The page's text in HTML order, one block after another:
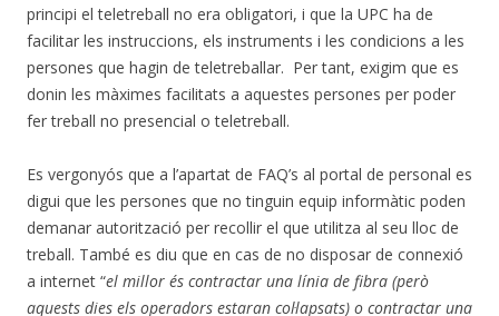
principi el teletreball no era obligatori, i que la UPC ha de
facilitar les instruccions, els instruments i les condicions a les
persones que hagin de teletreballar. Per tant, exigim que es
donin les màximes facilitats a aquestes persones per poder
fer treball no presencial o teletreball.
Es vergonyós que a l’apartat de FAQ’s al portal de personal es
digui que les persones que no tinguin equip informàtic poden
demanar autorització per recollir el que utilitza al seu lloc de
treball. També es diu que en cas de no disposar de connexió
a internet “el millor és contractar una línia de fibra (però
aquests dies els operadors estaran col·lapsats) o contractar una